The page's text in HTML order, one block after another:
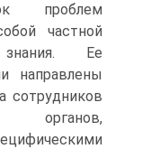
проблем
частной
Ее
направлены
сотрудников
органов,